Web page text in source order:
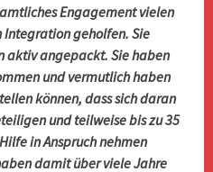
Engagement vielen
geholfen. Sie
aktiv angepackt. Sie haben
und vermutlich haben
können, dass sich daran
und teilweise bis zu 35
in Anspruch nehmen
damit über viele Jahre